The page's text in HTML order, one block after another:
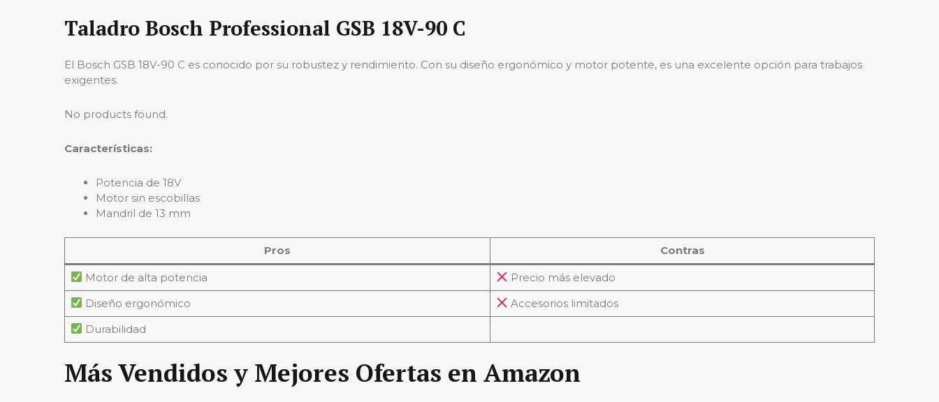
Taladro Bosch Professional GSB 18V-90 C
El Bosch GSB 18V-90 C es conocido por su robustez y rendimiento. Con su diseño ergonómico y motor potente, es una excelente opción para trabajos
exigentes.
No products found.
Características:
Potencia de 18V
Motor sin escobillas
Mandril de 13 mm
Pros Contras
Motor de alta potencia
Precio más elevado
Diseño ergonómico
Accesorios limitados
Durabilidad
Más Vendidos y Mejores Ofertas en Amazon